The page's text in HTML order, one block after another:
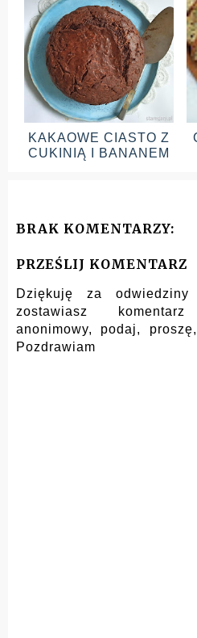
KAKAOWE CIASTO Z
CUKINIĄ I BANANEM
BRAK KOMENTARZY:
PRZEŚLIJ KOMENTARZ
Dziękuję za
zostawiasz
anonimowy, podaj,
Pozdrawiam